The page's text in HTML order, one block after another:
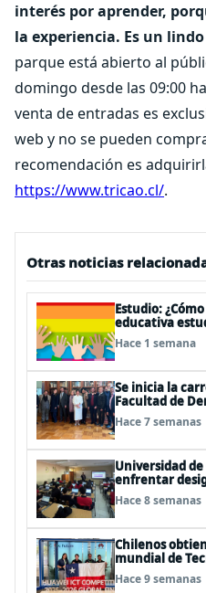
interés por aprender,
la experiencia. Es un
parque está abierto al
domingo desde las 09:00
venta de entradas es
web y no se pueden
recomendación es
https://www.tricao.cl/.
Otras noticias
Estudio:
educativa
universidad?
Hace 1 semana
Se inicia la
Facultad de
Chile
Hace 7 semanas
Universidad
enfrentar
cursos
diferenciada
Hace 8 semanas
Chilenos
mundial de
en China
Hace 9 semanas